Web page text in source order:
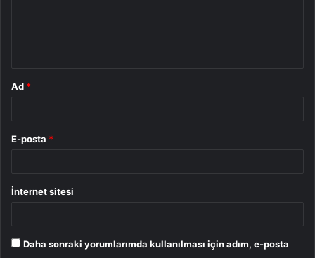
Ad *
E-posta *
İnternet sitesi
Daha sonraki yorumlarımda kullanılması için adım, e-posta